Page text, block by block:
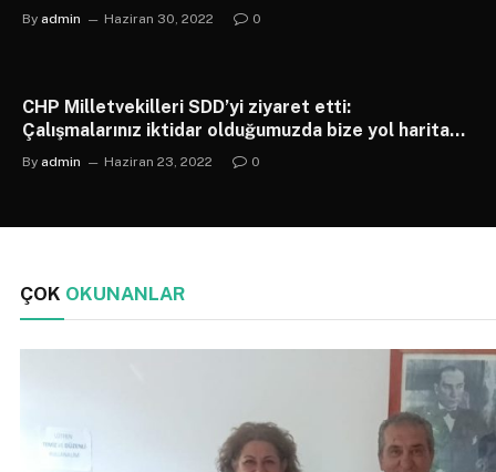
By admin Haziran 30, 2022 0
CHP Milletvekilleri SDD’yi ziyaret etti:
Çalışmalarınız iktidar olduğumuzda bize yol haritası
olacak
By admin Haziran 23, 2022 0
ÇOK OKUNANLAR